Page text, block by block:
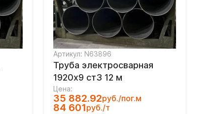
Артикул: N63896
Труба электросварная
1920х9 ст3 12 м
Цена:
35 882.92руб./пог.м
84 601руб./т